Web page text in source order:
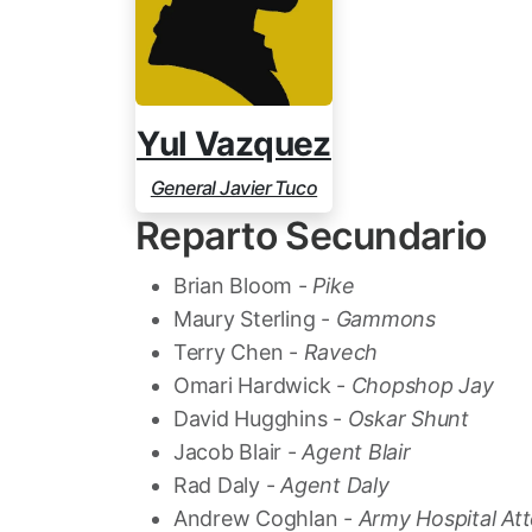
Yul Vazquez
General Javier Tuco
Reparto Secundario
Brian Bloom - Pike
Maury Sterling - Gammons
Terry Chen - Ravech
Omari Hardwick - Chopshop Jay
David Hugghins - Oskar Shunt
Jacob Blair -Agent Blair
Rad Daly -Agent Daly
Andrew Coghlan - Army Hospital